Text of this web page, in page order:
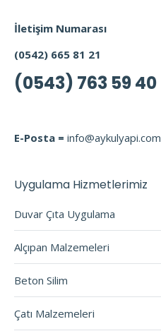
İletişim Numarası
(0542) 665 81 21
(0543) 763 59 40
E-Posta = info@aykulyapi.com
Uygulama Hizmetlerimiz
Duvar Çıta Uygulama
Alçıpan Malzemeleri
Beton Silim
Çatı Malzemeleri